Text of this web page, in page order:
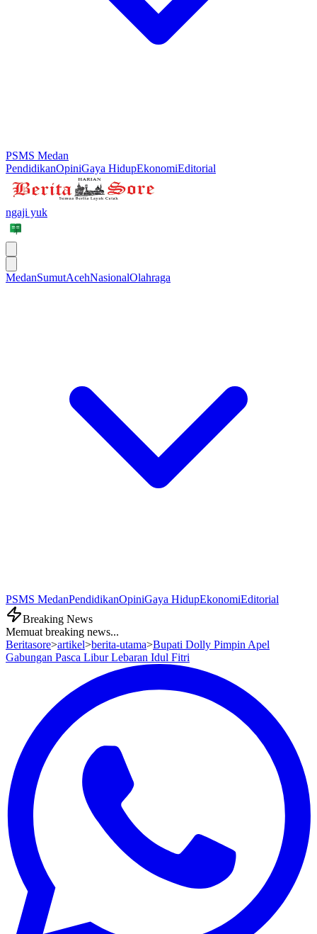
PSMS Medan
PendidikanOpiniGaya HidupEkonomiEditorial
ngaji yuk
MedanSumutAcehNasionalOlahraga
PSMS MedanPendidikanOpiniGaya HidupEkonomiEditorial
Breaking News
Memuat breaking news...
Beritasore>artikel>berita-utama>Bupati Dolly Pimpin Apel
Gabungan Pasca Libur Lebaran Idul Fitri